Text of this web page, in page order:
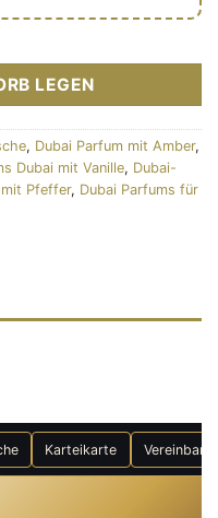
(flacon marron
LEGEN
, Dubai Parfum mit Amber,
Dubai mit Vanille, Dubai-
Pfeffer, Dubai Parfums für
Karteikarte